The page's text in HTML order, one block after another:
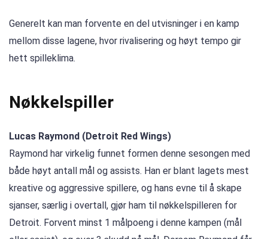
Generelt kan man forvente en del utvisninger i en kamp
mellom disse lagene, hvor rivalisering og høyt tempo gir
hett spilleklima.
Nøkkelspiller
Lucas Raymond (Detroit Red Wings)
Raymond har virkelig funnet formen denne sesongen med
både høyt antall mål og assists. Han er blant lagets mest
kreative og aggressive spillere, og hans evne til å skape
sjanser, særlig i overtall, gjør ham til nøkkelspilleren for
Detroit. Forvent minst 1 målpoeng i denne kampen (mål